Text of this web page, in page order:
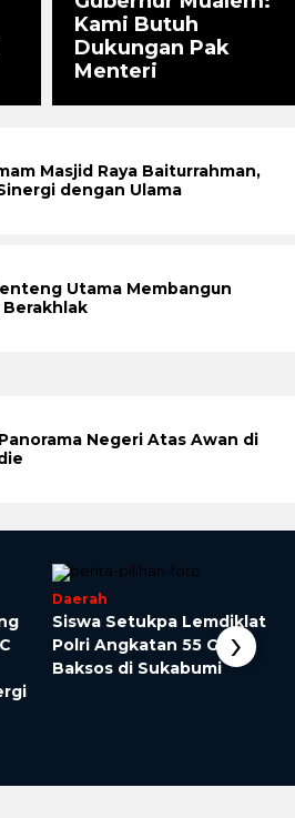
Kami Butuh
Dukungan Pak
Menteri
Masjid Raya Baiturrahman,
dengan Ulama
Utama Membangun
Berakhlak
Negeri Atas Awan di
Daerah
Siswa Setukpa Lemdiklat
Polri Angkatan 55 Gelar
Baksos di Sukabumi ›